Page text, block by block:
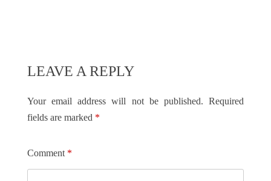
LEAVE A REPLY
Your email address will not be published.
Required
fields are marked *
Comment *